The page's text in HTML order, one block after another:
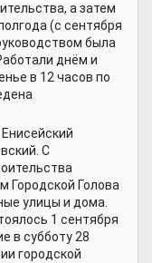
а затем
(с сентября
была
днём и
в 12 часов по
С
Городской Голова
улицы и дома.
1 сентября
в субботу 28
городской